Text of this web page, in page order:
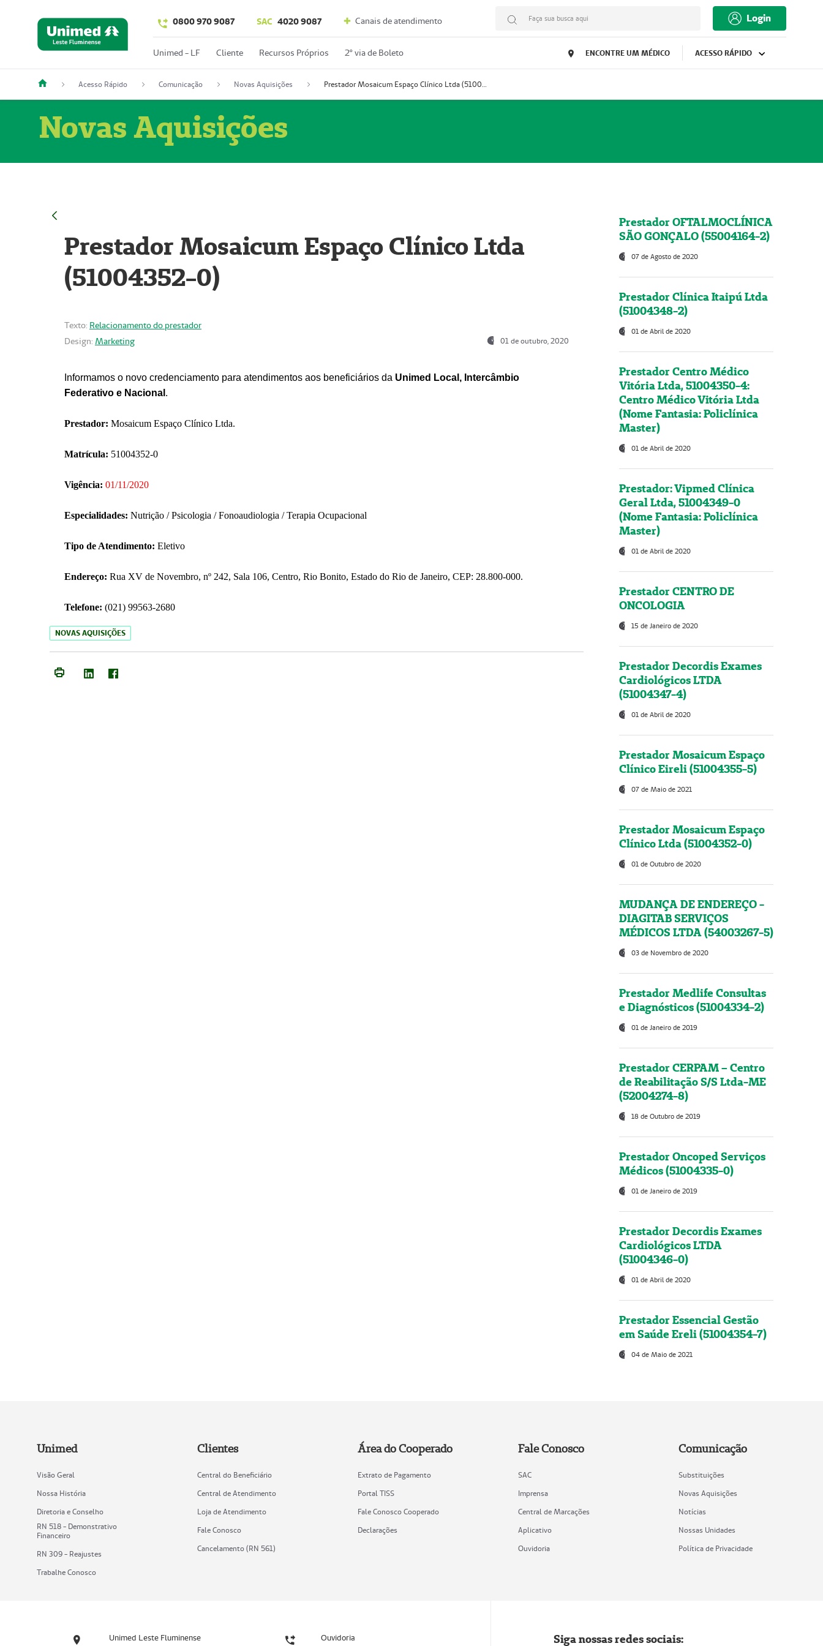
0800 970 9087 SAC 4020 9087 Canais de atendimento Faça sua busca aqui Login
Unimed - LF Cliente Recursos Próprios 2º via de Boleto ENCONTRE UM MÉDICO ACESSO RÁPIDO
Acesso Rápido Comunicação Novas Aquisições Prestador Mosaicum Espaço Clínico Ltda (51004352-0)
Novas Aquisições
Prestador Mosaicum Espaço Clínico Ltda
(51004352-0)
Texto: Relacionamento do prestador
Design: Marketing 01 de outubro, 2020
Informamos o novo credenciamento para atendimentos aos beneficiários da Unimed Local, Intercâmbio
Federativo e Nacional .
Prestador: Mosaicum Espaço Clínico Ltda.
Matrícula: 51004352-0
Vigência: 01/11/2020
Especialidades: Nutrição / Psicologia / Fonoaudiologia / Terapia Ocupacional
Tipo de Atendimento: Eletivo
Endereço: Rua XV de Novembro, nº 242, Sala 106, Centro, Rio Bonito, Estado do Rio de Janeiro, CEP: 28.800-000.
Telefone: (021) 99563-2680
NOVAS AQUISIÇÕES
Prestador OFTALMOCLÍNICA
SÃO GONÇALO (55004164-2)
07 de Agosto de 2020
Prestador Clínica Itaipú Ltda
(51004348-2)
01 de Abril de 2020
Prestador Centro Médico
Vitória Ltda, 51004350-4:
Centro Médico Vitória Ltda
(Nome Fantasia: Policlínica
Master)
01 de Abril de 2020
Prestador: Vipmed Clínica
Geral Ltda, 51004349-0
(Nome Fantasia: Policlínica
Master)
01 de Abril de 2020
Prestador CENTRO DE
ONCOLOGIA
15 de Janeiro de 2020
Prestador Decordis Exames
Cardiológicos LTDA
(51004347-4)
01 de Abril de 2020
Prestador Mosaicum Espaço
Clínico Eireli (51004355-5)
07 de Maio de 2021
Prestador Mosaicum Espaço
Clínico Ltda (51004352-0)
01 de Outubro de 2020
MUDANÇA DE ENDEREÇO -
DIAGITAB SERVIÇOS
MÉDICOS LTDA (54003267-5)
03 de Novembro de 2020
Prestador Medlife Consultas
e Diagnósticos (51004334-2)
01 de Janeiro de 2019
Prestador CERPAM – Centro
de Reabilitação S/S Ltda-ME
(52004274-8)
18 de Outubro de 2019
Prestador Oncoped Serviços
Médicos (51004335-0)
01 de Janeiro de 2019
Prestador Decordis Exames
Cardiológicos LTDA
(51004346-0)
01 de Abril de 2020
Prestador Essencial Gestão
em Saúde Ereli (51004354-7)
04 de Maio de 2021
Unimed
Visão Geral
Nossa História
Diretoria e Conselho
RN 518 - Demonstrativo
Financeiro
RN 309 - Reajustes
Trabalhe Conosco
Clientes
Central do Beneficiário
Central de Atendimento
Loja de Atendimento
Fale Conosco
Cancelamento (RN 561)
Área do Cooperado
Extrato de Pagamento
Portal TISS
Fale Conosco Cooperado
Declarações
Fale Conosco
SAC
Imprensa
Central de Marcações
Aplicativo
Ouvidoria
Comunicação
Substituições
Novas Aquisições
Notícias
Nossas Unidades
Política de Privacidade
Unimed Leste Fluminense Ouvidoria Siga nossas redes sociais: